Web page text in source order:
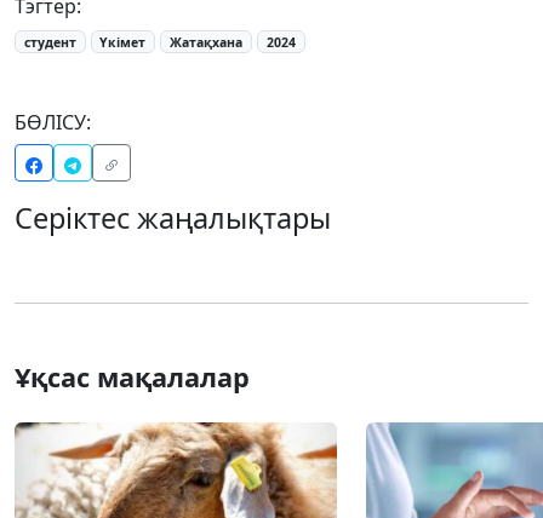
Тэгтер:
студент Үкімет Жатақхана 2024
БӨЛІСУ:
Серіктес жаңалықтары
Ұқсас мақалалар